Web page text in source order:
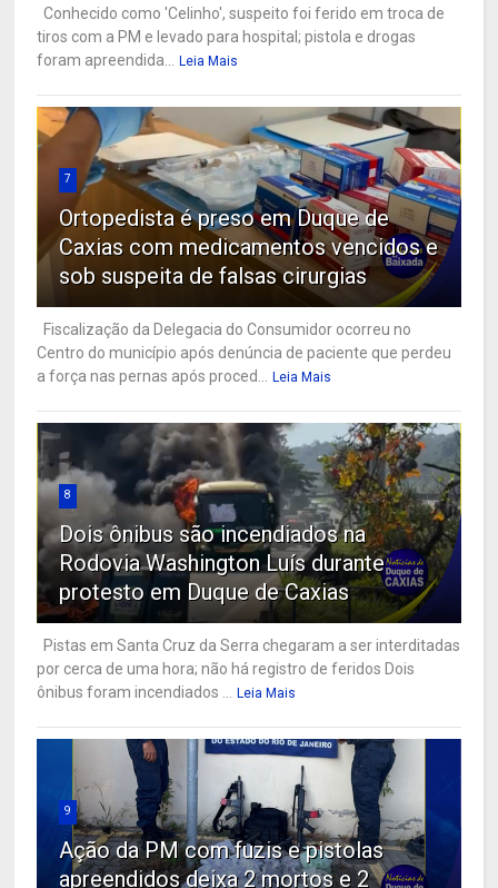
Conhecido como 'Celinho', suspeito foi ferido em troca de
tiros com a PM e levado para hospital; pistola e drogas
foram apreendida...
Leia Mais
7
Ortopedista é preso em Duque de
Caxias com medicamentos vencidos e
sob suspeita de falsas cirurgias
Fiscalização da Delegacia do Consumidor ocorreu no
Centro do município após denúncia de paciente que perdeu
a força nas pernas após proced...
Leia Mais
8
Dois ônibus são incendiados na
Rodovia Washington Luís durante
protesto em Duque de Caxias
Pistas em Santa Cruz da Serra chegaram a ser interditadas
por cerca de uma hora; não há registro de feridos Dois
ônibus foram incendiados ...
Leia Mais
9
Ação da PM com fuzis e pistolas
apreendidos deixa 2 mortos e 2